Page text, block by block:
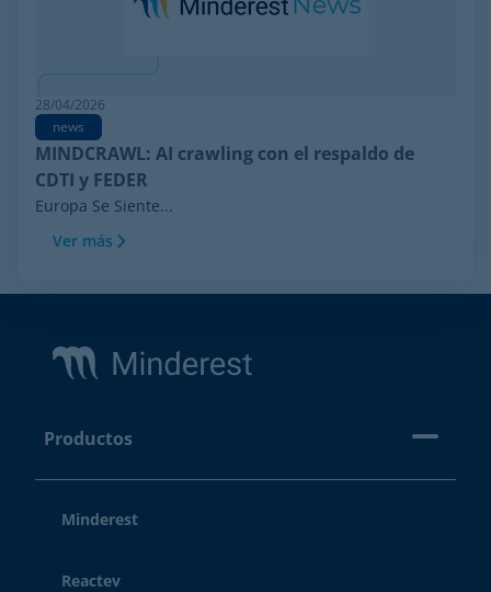
28/04/2026
news
MINDCRAWL: AI crawling con el respaldo de
CDTI y FEDER
Europa Se Siente...
Ver más
Productos
Minderest
Reactev